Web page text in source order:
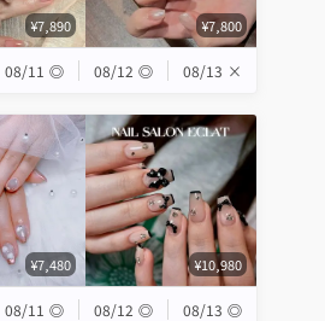
¥7,890 ¥7,800
08/11 ◎ 08/12 ◎ 08/13 ×
¥7,480 ¥10,980
08/11 ◎ 08/12 ◎ 08/13 ◎